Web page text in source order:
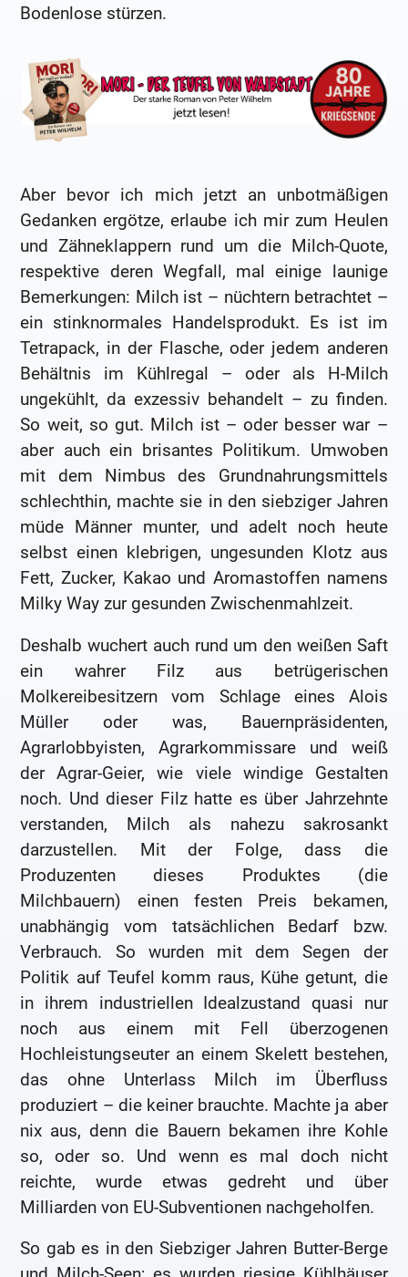
Bodenlose stürzen.
Aber bevor ich mich jetzt an unbotmäßigen
Gedanken ergötze, erlaube ich mir zum Heulen
und Zähneklappern rund um die Milch-Quote,
respektive deren Wegfall, mal einige launige
Bemerkungen: Milch ist – nüchtern betrachtet –
ein stinknormales Handelsprodukt. Es ist im
Tetrapack, in der Flasche, oder jedem anderen
Behältnis im Kühlregal – oder als H-Milch
ungekühlt, da exzessiv behandelt – zu finden.
So weit, so gut. Milch ist – oder besser war –
aber auch ein brisantes Politikum. Umwoben
mit dem Nimbus des Grundnahrungsmittels
schlechthin, machte sie in den siebziger Jahren
müde Männer munter, und adelt noch heute
selbst einen klebrigen, ungesunden Klotz aus
Fett, Zucker, Kakao und Aromastoffen namens
Milky Way zur gesunden Zwischenmahlzeit.
Deshalb wuchert auch rund um den weißen Saft
ein wahrer Filz aus betrügerischen
Molkereibesitzern vom Schlage eines Alois
Müller oder was, Bauernpräsidenten,
Agrarlobbyisten, Agrarkommissare und weiß
der Agrar-Geier, wie viele windige Gestalten
noch. Und dieser Filz hatte es über Jahrzehnte
verstanden, Milch als nahezu sakrosankt
darzustellen. Mit der Folge, dass die
Produzenten dieses Produktes (die
Milchbauern) einen festen Preis bekamen,
unabhängig vom tatsächlichen Bedarf bzw.
Verbrauch. So wurden mit dem Segen der
Politik auf Teufel komm raus, Kühe getunt, die
in ihrem industriellen Idealzustand quasi nur
noch aus einem mit Fell überzogenen
Hochleistungseuter an einem Skelett bestehen,
das ohne Unterlass Milch im Überfluss
produziert – die keiner brauchte. Machte ja aber
nix aus, denn die Bauern bekamen ihre Kohle
so, oder so. Und wenn es mal doch nicht
reichte, wurde etwas gedreht und über
Milliarden von EU-Subventionen nachgeholfen.
So gab es in den Siebziger Jahren Butter-Berge